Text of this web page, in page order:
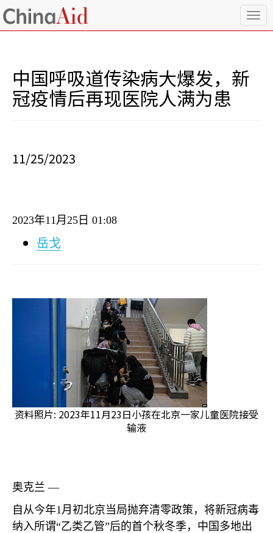
T
o
中国呼吸道传染病大爆发，新
冠疫情后再现医院人满为患
11/25/2023
2023年11月 25 日 01:08
岳戈
资料照片: 2023年11月23日小孩在北京一家儿童医院接受
输液
奥克兰 —
自从今年1月初北京当局抛弃清零政策，将新冠病毒
纳入所谓“乙类乙管”后的首个秋冬季，中国多地出